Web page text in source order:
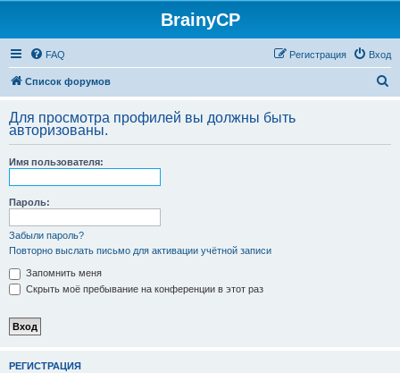
BrainyCP
FAQ Вход
Регистрация
Список форумов
с
Для просмотра профилей вы должны быть
авторизованы.
Имя пользователя:
Пароль:
Забыли пароль?
Повторно выслать письмо для активации учётной записи
Запомнить меня
Скрыть моё пребывание на конференции в этот раз
РЕГИСТРАЦИЯ